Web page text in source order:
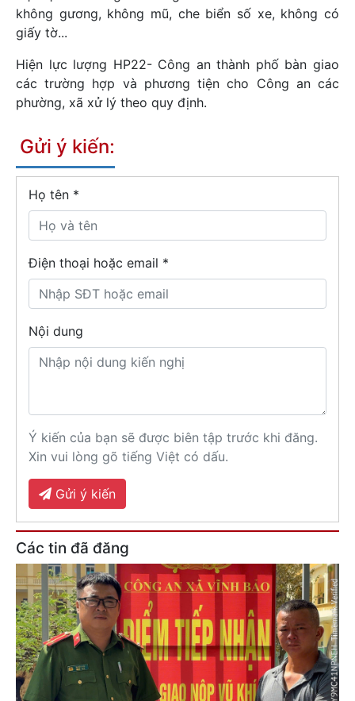
không gương, không mũ, che biển số xe, không có
giấy tờ...
Hiện lực lượng HP22- Công an thành phố bàn giao
các trường hợp và phương tiện cho Công an các
phường, xã xử lý theo quy định.
Gửi ý kiến:
Họ tên *
Điện thoại hoặc email *
Nội dung
Ý kiến của bạn sẽ được biên tập trước khi đăng.
Xin vui lòng gõ tiếng Việt có dấu.
Gửi ý kiến
Các tin đã đăng